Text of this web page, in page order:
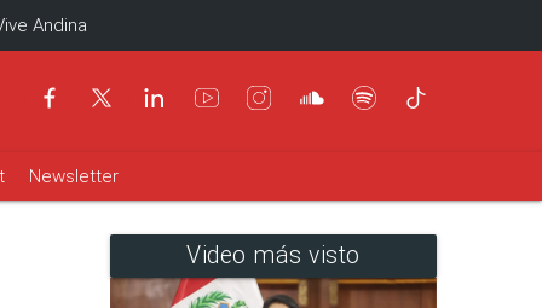
Andina
Newsletter
Video más visto